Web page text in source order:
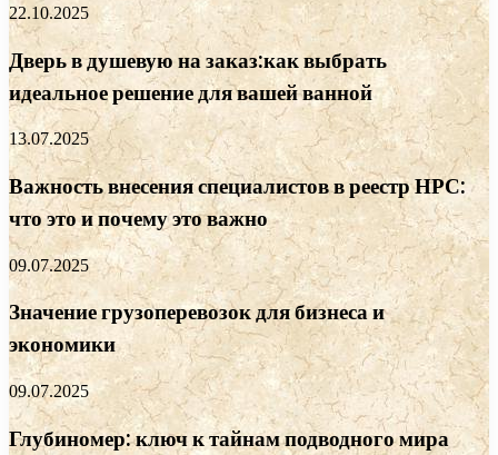
22.10.2025
Дверь в душевую на заказ:как выбрать
идеальное решение для вашей ванной
13.07.2025
Важность внесения специалистов в реестр НРС:
что это и почему это важно
09.07.2025
Значение грузоперевозок для бизнеса и
экономики
09.07.2025
Глубиномер: ключ к тайнам подводного мира